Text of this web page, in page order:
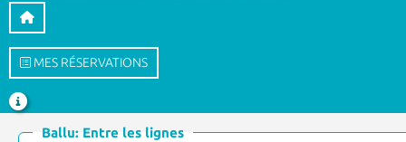
MES RÉSERVATIONS
Ballu: Entre les lignes